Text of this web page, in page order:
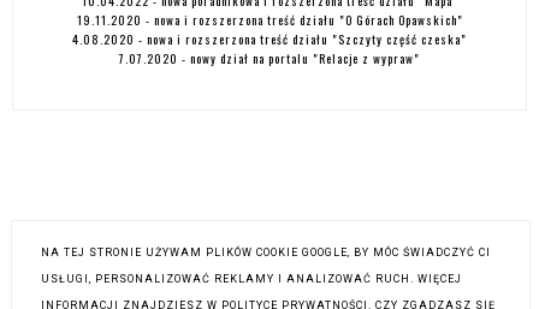
19.11.2020 - nowa i rozszerzona treść działu "O Górach Opawskich"
4.08.2020 - nowa i rozszerzona treść działu "Szczyty część czeska"
7.07.2020 - nowy dział na portalu "Relacje z wypraw"
NA TEJ STRONIE UŻYWAM PLIKÓW COOKIE GOOGLE, BY MÓC ŚWIADCZYĆ CI
USŁUGI, PERSONALIZOWAĆ REKLAMY I ANALIZOWAĆ RUCH. WIĘCEJ
INFORMACJI ZNAJDZIESZ W POLITYCE PRYWATNOŚCI. CZY ZGADZASZ SIĘ